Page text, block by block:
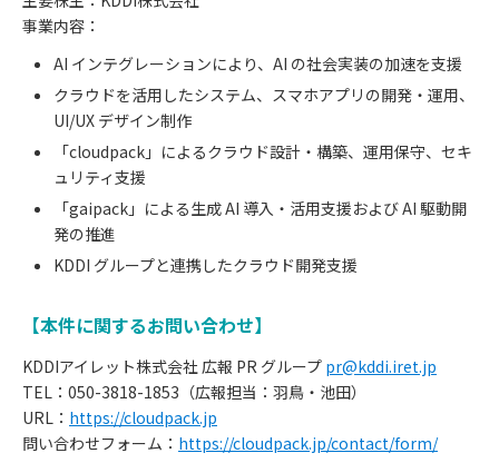
事業内容：
AI インテグレーションにより、AI の社会実装の加速を支援
クラウドを活用したシステム、スマホアプリの開発・運用、
UI/UX デザイン制作
「cloudpack」によるクラウド設計・構築、運用保守、セキ
ュリティ支援
「gaipack」による生成 AI 導入・活用支援および AI 駆動開
発の推進
KDDI グループと連携したクラウド開発支援
【本件に関するお問い合わせ】
KDDIアイレット株式会社 広報 PR グループ pr@kddi.iret.jp
TEL：050-3818-1853（広報担当：羽鳥・池田）
URL： https://cloudpack.jp
問い合わせフォーム： https://cloudpack.jp/contact/form/